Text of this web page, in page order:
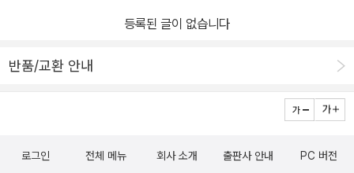
여덟 가지 방법있는 그대로 나를 바라보기: 나를 잃어버린 사람들에
게 나를 찾아주는 따쯧한 이야기빨리 여과하기철저히 분리하기간절
험과 지혜가 부러워졌다.내 삶 자체를 어떠한 필터도 없이있는 그대
이나 직장, 나이 등이 아닌가치관, 삶의 자체, 원동력 등물질적이고 숫
그 답을 찾아내는 데에굉장한 노력과 시간이 들 것 같지만꼭 직시해
챕터만 따로 보는 것도 좋을 것이다.원래라면 순서대로 있는 게 나의
등록된 글이 없습니다
반품/교환 안내
로그인 전체 메뉴 회사 소개 출판사 안내 PC 버전